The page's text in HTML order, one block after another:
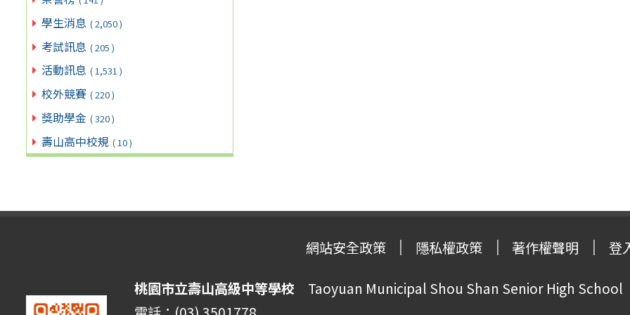
學生消息 ( 2,050 )
考試訊息 ( 205 )
活動訊息 ( 1,531 )
校外競賽 ( 220 )
獎助學金 ( 320 )
壽山高中校規 ( 10 )
網站安全政策 隱私權政策 著作權聲明 登
桃園市立壽山高級中等學校 Taoyuan Municipal Shou Shan Senior High School